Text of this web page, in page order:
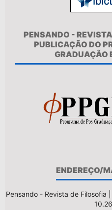
PENSANDO -
PUBLICAÇÃO DO
GRADUAÇÃO
ENDEREÇO/
Pensando - Revista de Filosofia |